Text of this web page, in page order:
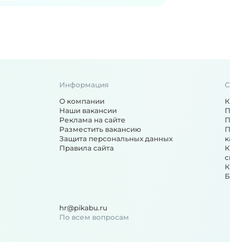
Информация
О компании
Наши вакансии
Реклама на сайте
Разместить вакансию
Защита персональных данных
Правила сайта
hr@pikabu.ru
По всем вопросам